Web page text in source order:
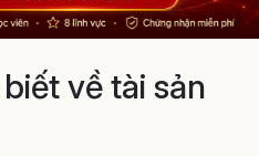
về tài sản